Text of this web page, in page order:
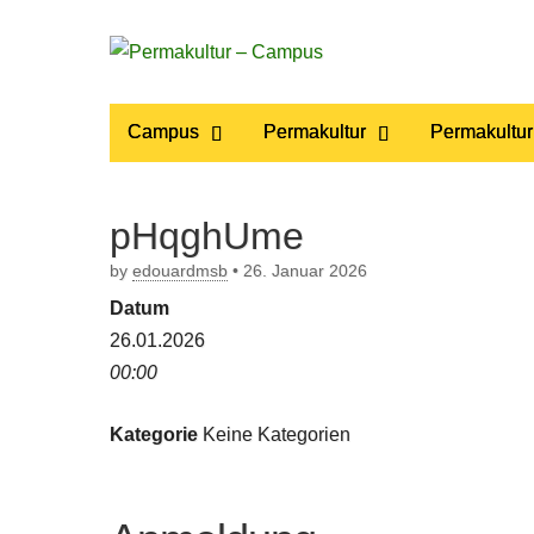
Permakultur
– Campus
Main
menu
Campus Permakultur
pHqghUme
by edouardmsb • 26. Januar 2026
Datum
26.01.2026
00:00
Kategorie Keine Kategorien